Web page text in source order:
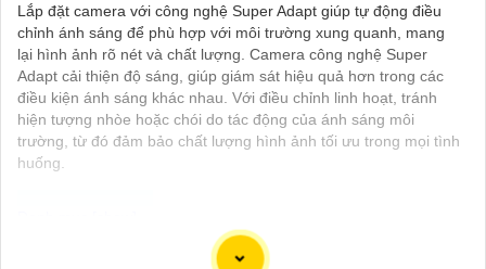
Lắp đặt camera với công nghệ Super Adapt giúp tự động điều
chỉnh ánh sáng để phù hợp với môi trường xung quanh, mang
lại hình ảnh rõ nét và chất lượng. Camera công nghệ Super
Adapt cải thiện độ sáng, giúp giám sát hiệu quả hơn trong các
điều kiện ánh sáng khác nhau. Với điều chỉnh linh hoạt, tránh
hiện tượng nhòe hoặc chói do tác động của ánh sáng môi
trường, từ đó đảm bảo chất lượng hình ảnh tối ưu trong mọi tình
huống.